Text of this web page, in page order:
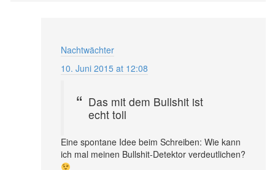
Nachtwächter
10. Juni 2015 at 12:08
Das mit dem Bullshit ist
echt toll
Eine spontane Idee beim Schreiben: Wie kann
ich mal meinen Bullshit-Detektor verdeutlichen?